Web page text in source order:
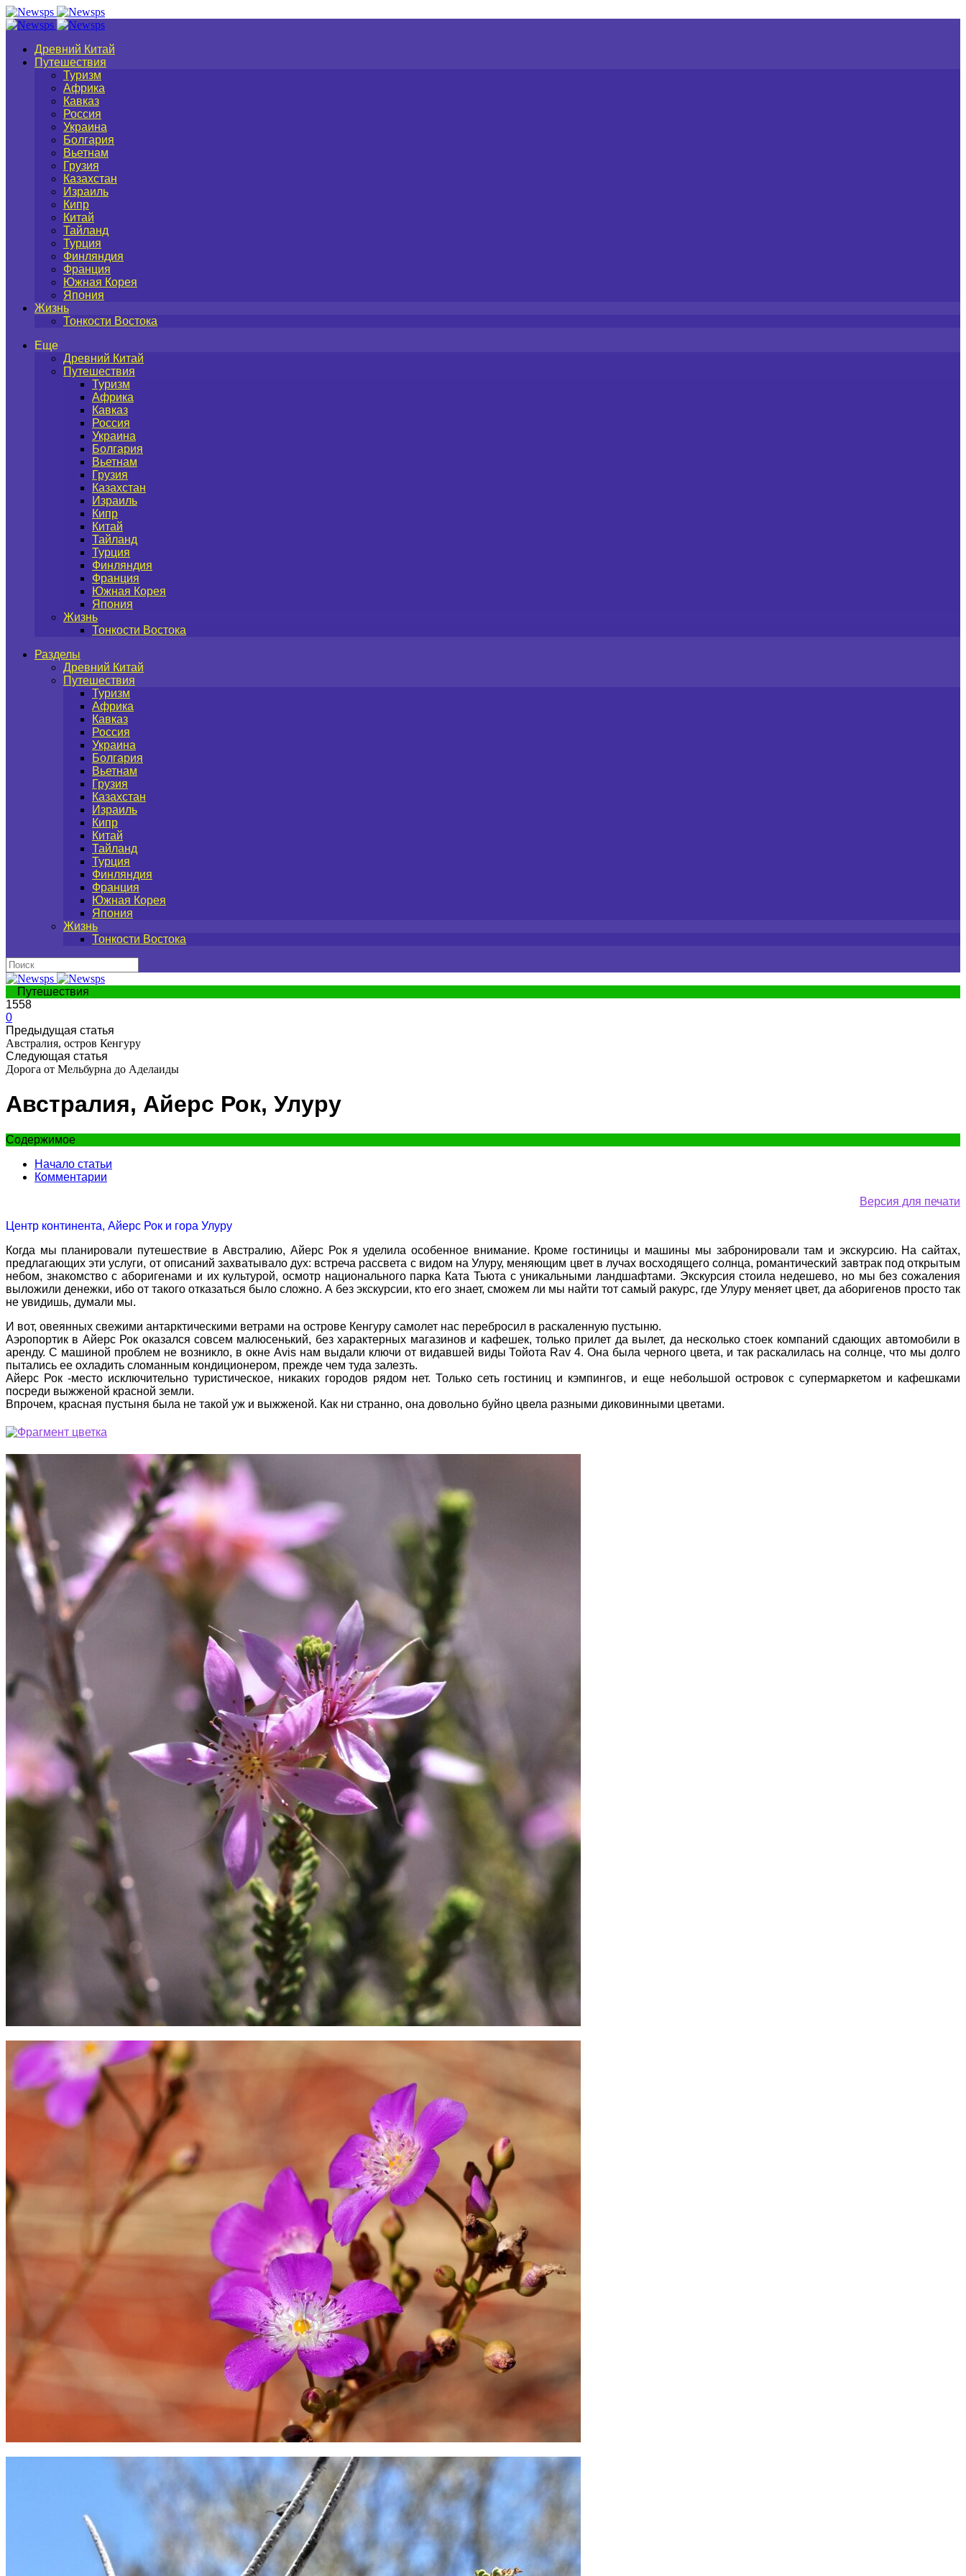
Древний Китай
Путешествия
Туризм
Африка
Кавказ
Россия
Украина
Болгария
Вьетнам
Грузия
Казахстан
Израиль
Кипр
Китай
Тайланд
Турция
Финляндия
Франция
Южная Корея
Япония
Жизнь
Тонкости Востока
Еще
Древний Китай
Путешествия
Туризм
Африка
Кавказ
Россия
Украина
Болгария
Вьетнам
Грузия
Казахстан
Израиль
Кипр
Китай
Тайланд
Турция
Финляндия
Франция
Южная Корея
Япония
Жизнь
Тонкости Востока
Разделы
Древний Китай
Путешествия
Туризм
Африка
Кавказ
Россия
Украина
Болгария
Вьетнам
Грузия
Казахстан
Израиль
Кипр
Китай
Тайланд
Турция
Финляндия
Франция
Южная Корея
Япония
Жизнь
Тонкости Востока
Путешествия
1558
0
Предыдущая статья
Австралия, остров Кенгуру
Следующая статья
Дорога от Мельбурна до Аделаиды
Австралия, Айерс Рок, Улуру
Содержимое
Начало статьи
Комментарии
Версия для печати
Центр континента, Айерс Рок и гора Улуру
Когда мы планировали путешествие в Австралию, Айерс Рок я уделила особенное внимание. Кроме гостиницы и машины мы забронировали там и экскурсию. На сайтах,
предлагающих эти услуги, от описаний захватывало дух: встреча рассвета с видом на Улуру, меняющим цвет в лучах восходящего солнца, романтический завтрак под открытым
небом, знакомство с аборигенами и их культурой, осмотр национального парка Ката Тьюта с уникальными ландшафтами. Экскурсия стоила недешево, но мы без сожаления
выложили денежки, ибо от такого отказаться было сложно. А без экскурсии, кто его знает, сможем ли мы найти тот самый ракурс, где Улуру меняет цвет, да аборигенов просто так
не увидишь, думали мы.
И вот, овеянных свежими антарктическими ветрами на острове Кенгуру самолет нас перебросил в раскаленную пустыню.
Аэропортик в Айерс Рок оказался совсем малюсенький, без характерных магазинов и кафешек, только прилет да вылет, да несколько стоек компаний сдающих автомобили в
аренду. С машиной проблем не возникло, в окне Avis нам выдали ключи от видавшей виды Тойота Rav 4. Она была черного цвета, и так раскалилась на солнце, что мы долго
пытались ее охладить сломанным кондиционером, прежде чем туда залезть.
Айерс Рок -место исключительно туристическое, никаких городов рядом нет. Только сеть гостиниц и кэмпингов, и еще небольшой островок с супермаркетом и кафешками
посреди выжженой красной земли.
Впрочем, красная пустыня была не такой уж и выжженой. Как ни странно, она довольно буйно цвела разными диковинными цветами.